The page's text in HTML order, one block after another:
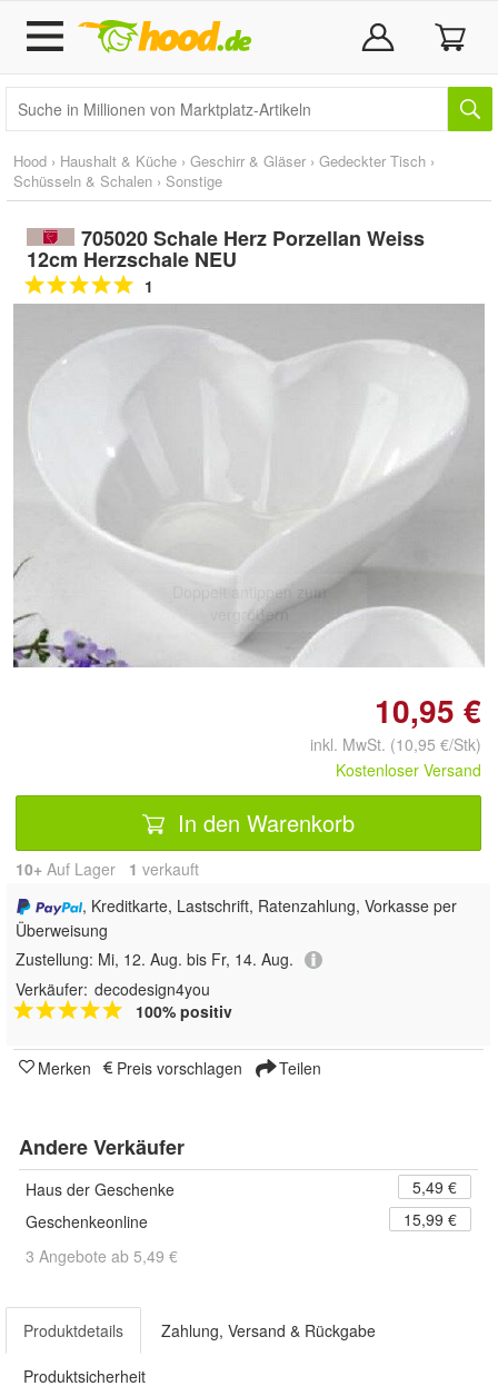
Hood › Haushalt & Küche › Geschirr & Gläser › Gedeckter Tisch ›
Schüsseln & Schalen › Sonstige
705020 Schale Herz Porzellan Weiss
12cm Herzschale NEU
1
Doppelt antippen zum
vergrößern
10,95 €
inkl. MwSt. (10,95 €/Stk)
Kostenloser Versand
In den Warenkorb
10+ Auf Lager 1 verkauft
, Kreditkarte, Lastschrift, Ratenzahlung, Vorkasse per
Überweisung
Zustellung: Mi, 12. Aug. bis Fr, 14. Aug.
Verkäufer: decodesign4you
100% positiv
Merken Preis vorschlagen Teilen
Andere Verkäufer
Haus der Geschenke
5,49 €
Geschenkeonline
15,99 €
3 Angebote ab 5,49 €
Produktdetails Zahlung, Versand & Rückgabe
Produktsicherheit